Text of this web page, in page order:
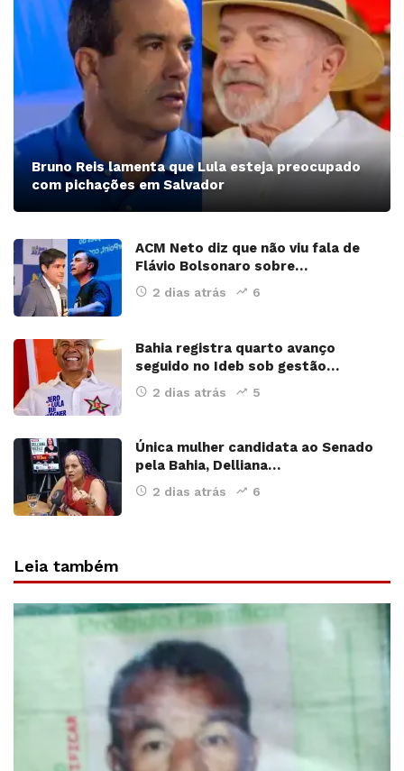
Bruno Reis lamenta que Lula esteja preocupado
com pichações em Salvador
ACM Neto diz que não viu fala de
Flávio Bolsonaro sobre…
2 dias atrás 6
Bahia registra quarto avanço
seguido no Ideb sob gestão…
2 dias atrás 5
Única mulher candidata ao Senado
pela Bahia, Delliana…
2 dias atrás 6
Leia também